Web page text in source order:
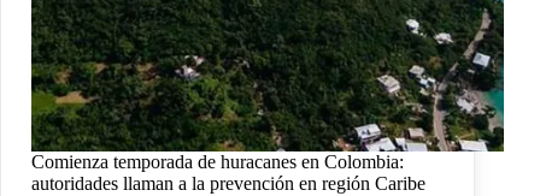
Comienza temporada de huracanes en Colombia:
autoridades llaman a la prevención en región Caribe